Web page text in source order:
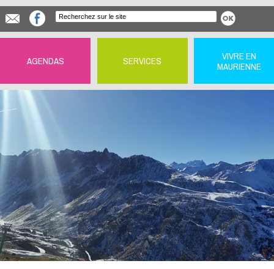
AGENDAS SERVICES
VIVRE EN
MAURIENNE